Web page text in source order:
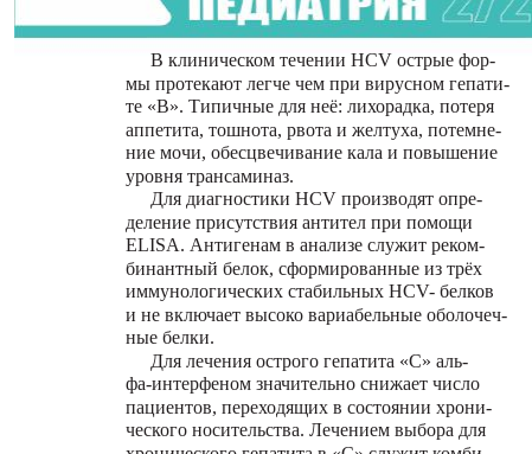
В клиническом течении HCV острые фор-
мы протекают легче чем при вирусном гепати-
те «В». Типичные для неё: лихорадка, потеря
аппетита, тошнота, рвота и желтуха, потемне-
ние мочи, обесцвечивание кала и повышение
уровня трансаминаз.
Для диагностики HCV производят опре-
деление присутствия антител при помощи
ELISA. Антигенам в анализе служит реком-
бинантный белок, сформированные из трёх
иммунологических стабильных HCV- белков
и не включает высоко вариабельные оболочеч-
ные белки.
Для лечения острого гепатита «С» аль-
фа-интерфеном значительно снижает число
пациентов, переходящих в состоянии хрони-
ческого носительства. Лечением выбора для